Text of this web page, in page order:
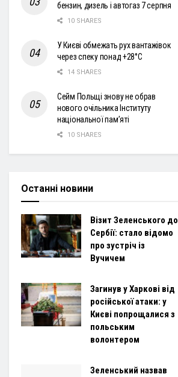
бензин, дизель і автогаз 7 серпня
10 SHARES
У Києві обмежать рух вантажівок
через спеку понад +28°С
14 SHARES
Сейм Польщі знову не обрав
нового очільника Інституту
національної пам’яті
10 SHARES
Останні новини
Візит Зеленського до
Сербії: стало відомо
про зустріч із
Вучичем
Загинув у Харкові від
російської атаки: у
Києві попрощалися з
польським
волонтером
Зеленський назвав